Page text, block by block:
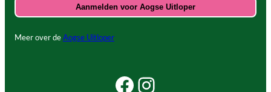
Meer over deAogse Uitloper
Facebook Beleef Princenhage
Instagram Beleef Princenhage